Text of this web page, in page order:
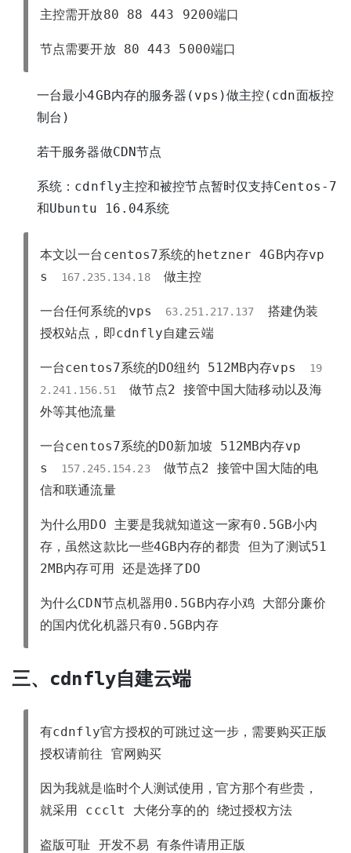
主控需开放80 88 443 9200端口
节点需要开放 80 443 5000端口
一台最小4GB内存的服务器(vps)做主控(cdn面板控
制台)
若干服务器做CDN节点
系统：cdnfly主控和被控节点暂时仅支持Centos-7
和Ubuntu 16.04系统
本文以一台centos7系统的hetzner 4GB内存vp
s
167.235.134.18 做主控
一台任何系统的vps 63.251.217.137
搭建伪装
授权站点，即cdnfly自建云端
一台centos7系统的DO纽约 512MB内存vps
19
2.241.156.51
做节点2 接管中国大陆移动以及海
外等其他流量
一台centos7系统的DO新加坡 512MB内存vp
s
157.245.154.23
做节点2 接管中国大陆的电
信和联通流量
为什么用DO 主要是我就知道这一家有0.5GB小内
存，虽然这款比一些4GB内存的都贵 但为了测试51
2MB内存可用 还是选择了DO
为什么CDN节点机器用0.5GB内存小鸡 大部分廉价
的国内优化机器只有0.5GB内存
三、cdnfly自建云端
有cdnfly官方授权的可跳过这一步，需要购买正版
授权请前往 官网购买
因为我就是临时个人测试使用，官方那个有些贵，
就采用 ccclt 大佬分享的的 绕过授权方法
盗版可耻 开发不易 有条件请用正版